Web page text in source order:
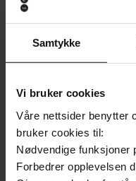
Samtykke
Vi bruker cookies
Våre nettsider benytter
bruker cookies til:
Nødvendige funksjoner
Forbedrer opplevelsen
Premium
Vinner av Rivertonprisen